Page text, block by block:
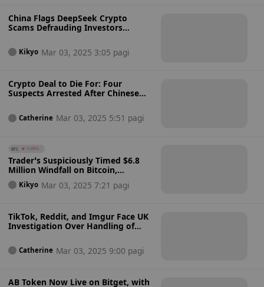
China Flags DeepSeek Crypto
Scams Defrauding Investors
Kikyo Mar 03, 2025 3:05 pagi
Crypto Deal to Die For: Four
Suspects Arrested After Chinese
Luxury Hotel
Catherine Mar 03, 2025 5:51 pagi
BTC 0.68%
Trader’s Suspiciously Timed $6.8
Million Windfall on Bitcoin,
Ethereum Bets Before Trump’s
Reserve News, Raises Insider
Kikyo Mar 03, 2025 7:21 pagi
TikTok, Reddit, and Imgur Face UK
Investigation Over Handling of
Catherine Mar 03, 2025 9:00 pagi
AB Token Now Live on Bitget, with